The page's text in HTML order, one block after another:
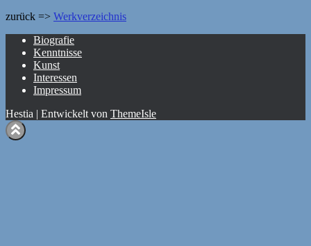
zurück => Werkverzeichnis
Biografie
Kenntnisse
Kunst
Interessen
Impressum
Hestia | Entwickelt von ThemeIsle